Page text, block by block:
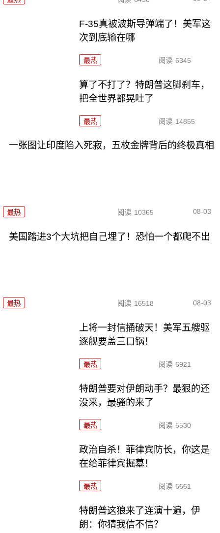
F-35真被波斯导弹端了！美军这
次到底输在哪
最热 阅读 6345
算了不打了？特朗普这脚刹车，
把全世界都晃吐了
最热 阅读 14855
一张图让印度陷入死寂，五枚金牌背后的终极真相
最热 阅读 10365 08-03
美国踏进3个大坑把自己埋了！恐怕一个都爬不出
最热 阅读 16518 08-03
上将一封信捅破天！美军五艘驱
逐舰要盖三口锅！
最热 阅读 6921
特朗普要对伊朗动手？最狠的还
没来，最骚的来了
最热 阅读 5530
政治自杀！菲律宾防长，你这是
在给菲律宾掘墓！
最热 阅读 6661
特朗普这狼来了连演十遍，伊
朗：你猜我信不信？